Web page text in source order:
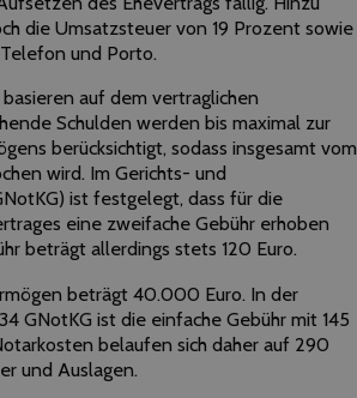
die Umsatzsteuer von 19 Prozent sowie
und Porto.
auf dem vertraglichen
Schulden werden bis maximal zur
berücksichtigt, sodass insgesamt vom
wird. Im Gerichts- und
ist festgelegt, dass für die
eine zweifache Gebühr erhoben
beträgt allerdings stets 120 Euro.
beträgt 40.000 Euro. In der
GNotKG ist die einfache Gebühr mit 145
belaufen sich daher auf 290
und Auslagen.